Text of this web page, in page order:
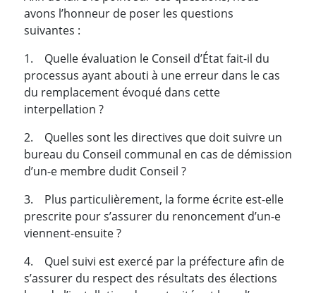
avons l’honneur de poser les questions
suivantes :
1. Quelle évaluation le Conseil d’État fait-il du
processus ayant abouti à une erreur dans le cas
du remplacement évoqué dans cette
interpellation ?
2. Quelles sont les directives que doit suivre un
bureau du Conseil communal en cas de démission
d’un-e membre dudit Conseil ?
3. Plus particulièrement, la forme écrite est-elle
prescrite pour s’assurer du renoncement d’un-e
viennent-ensuite ?
4. Quel suivi est exercé par la préfecture afin de
s’assurer du respect des résultats des élections